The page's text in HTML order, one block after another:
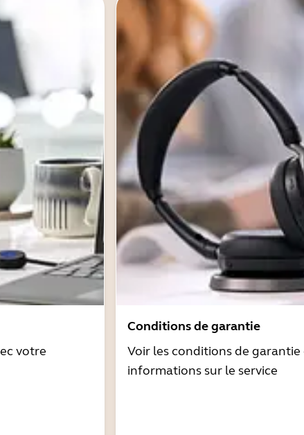
votre
Conditions de garantie
Voir les conditions de garantie
informations sur le service